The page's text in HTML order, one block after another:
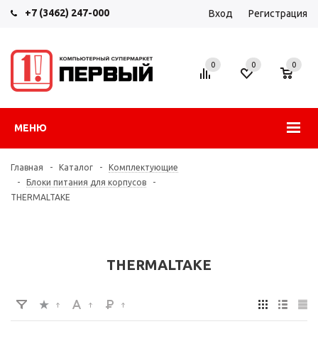
+7 (3462) 247-000 Вход Регистрация
МЕНЮ
0 0 0
Главная - Каталог -
Комплектующие
-
Блоки питания для корпусов
-
THERMALTAKE
THERMALTAKE